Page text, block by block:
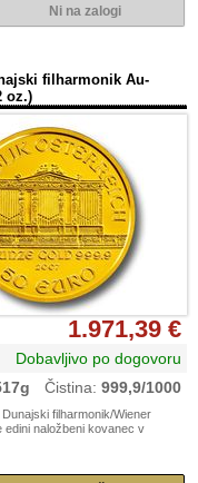
filharmonik Au-
oz.)
1.971,39 €
Dobavljivo po dogovoru
Čistina: 999,9/1000
filharmonik/Wiener
edini naložbeni kovanec v